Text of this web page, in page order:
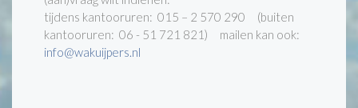
tijdens kantooruren: 015 – 2 570 290 (buiten
kantooruren: 06 - 51 721 821) mailen kan ook:
info@wakuijpers.nl